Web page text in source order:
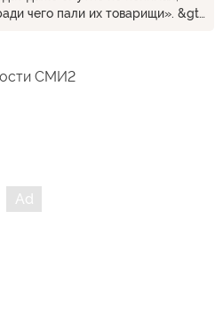
чего пали их товарищи». &gt;
иногда им дают отпор, и
СМИ2